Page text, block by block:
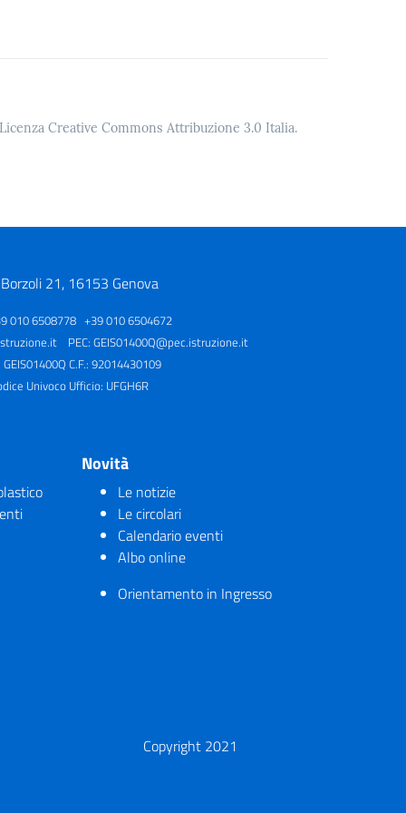
Creative Commons Attribuzione 3.0 Italia.
21, 16153 Genova
010 6508778 +39 010 6504672
PEC: GEIS01400Q@pec.istruzione.it
GEIS01400Q C.F.: 92014430109
Univoco Ufficio: UFGH6R
Novità
Le notizie
Le circolari
Calendario eventi
Albo online
Orientamento in Ingresso
Copyright 2021